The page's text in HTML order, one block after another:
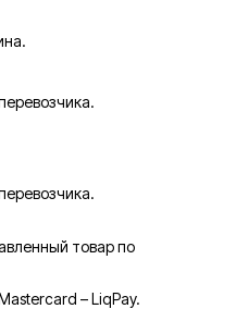
товар по
– LiqPay.